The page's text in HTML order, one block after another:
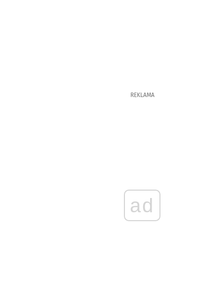
REKLAMA
ad